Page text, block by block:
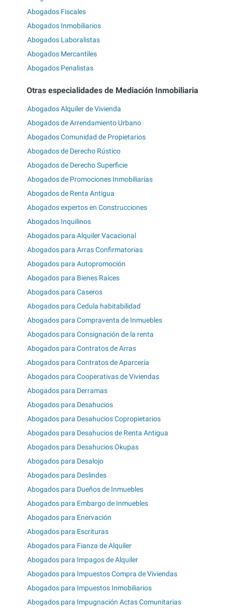
Abogados Fiscales
Abogados Inmobiliarios
Abogados Laboralistas
Abogados Mercantiles
Abogados Penalistas
Otras especialidades de Mediación Inmobiliaria
Abogados Alquiler de Vivienda
Abogados de Arrendamiento Urbano
Abogados Comunidad de Propietarios
Abogados de Derecho Rústico
Abogados de Derecho Superficie
Abogados de Promociones Inmobiliarias
Abogados de Renta Antigua
Abogados expertos en Construcciones
Abogados Inquilinos
Abogados para Alquiler Vacacional
Abogados para Arras Confirmatorias
Abogados para Autopromoción
Abogados para Bienes Raíces
Abogados para Caseros
Abogados para Cedula habitabilidad
Abogados para Compraventa de Inmuebles
Abogados para Consignación de la renta
Abogados para Contratos de Arras
Abogados para Contratos de Aparcería
Abogados para Cooperativas de Viviendas
Abogados para Derramas
Abogados para Desahucios
Abogados para Desahucios Copropietarios
Abogados para Desahucios de Renta Antigua
Abogados para Desahucios Okupas
Abogados para Desalojo
Abogados para Deslindes
Abogados para Dueños de Inmuebles
Abogados para Embargo de Inmuebles
Abogados para Enervación
Abogados para Escrituras
Abogados para Fianza de Alquiler
Abogados para Impagos de Alquiler
Abogados para Impuestos Compra de Viviendas
Abogados para Impuestos Inmobiliarios
Abogados para Impugnación Actas Comunitarias